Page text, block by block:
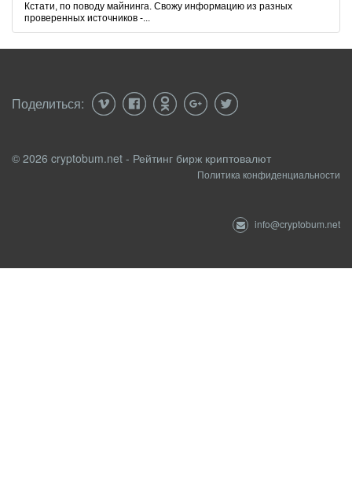
Кстати, по поводу майнинга. Свожу информацию из разных
проверенных источников -...
Поделиться:
© 2026 cryptobum.net - Рейтинг бирж криптовалют
Политика конфиденциальности
info@cryptobum.net